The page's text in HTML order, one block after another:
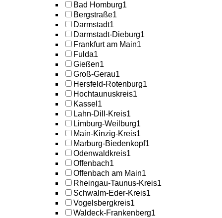
Bad Homburg1
Bergstraße1
Darmstadt1
Darmstadt-Dieburg1
Frankfurt am Main1
Fulda1
Gießen1
Groß-Gerau1
Hersfeld-Rotenburg1
Hochtaunuskreis1
Kassel 1
Lahn-Dill-Kreis1
Limburg-Weilburg1
Main-Kinzig-Kreis1
Marburg-Biedenkopf1
Odenwaldkreis1
Offenbach1
Offenbach am Main1
Rheingau-Taunus-Kreis1
Schwalm-Eder-Kreis1
Vogelsbergkreis1
Waldeck-Frankenberg1